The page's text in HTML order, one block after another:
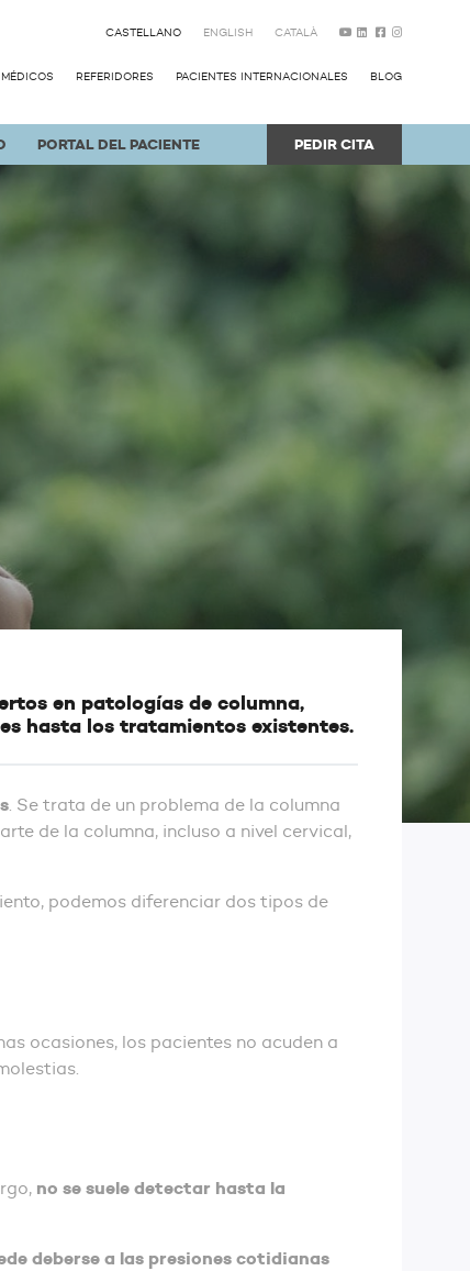
CASTELLANO ENGLISH CATALÀ
REFERIDORES PACIENTES INTERNACIONALES BLOG
PORTAL DEL PACIENTE PEDIR CITA
en patologías de columna,
hasta los tratamientos existentes.
. Se trata de un problema de la columna
de la columna, incluso a nivel cervical,
podemos diferenciar dos tipos de
ocasiones, los pacientes no acuden a
no se suele detectar hasta la
deberse a las presiones cotidianas